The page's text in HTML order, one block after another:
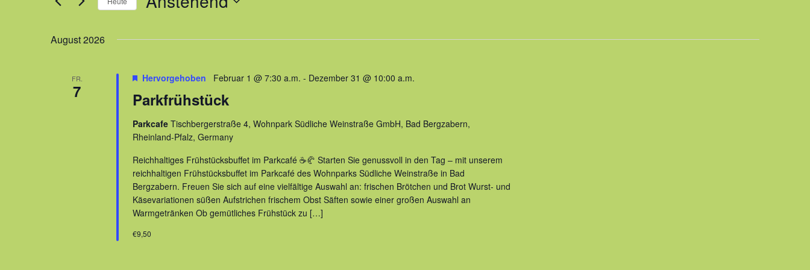
Suche
Veranstaltungen
wählen.
August 2026
FR.
7 Parkfrühstück
Hervorgehoben Februar 1 @ 7:30 a.m. - Dezember 31 @ 10:00 a.m.
Parkcafe Tischbergerstraße 4, Wohnpark Südliche Weinstraße GmbH, Bad Bergzabern,
Rheinland-Pfalz, Germany
Reichhaltiges Frühstücksbuffet im Parkcafé ☕🥐 Starten Sie genussvoll in den Tag – mit unserem
reichhaltigen Frühstücksbuffet im Parkcafé des Wohnparks Südliche Weinstraße in Bad
Bergzabern. Freuen Sie sich auf eine vielfältige Auswahl an: frischen Brötchen und Brot Wurst- und
Käsevariationen süßen Aufstrichen frischem Obst Säften sowie einer großen Auswahl an
Warmgetränken Ob gemütliches Frühstück zu […]
€9,50